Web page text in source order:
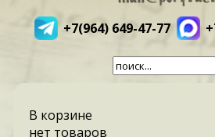
+7(964) 649-47-77
В корзине
нет товаров